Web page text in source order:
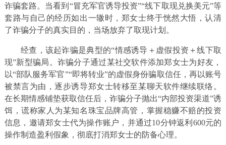
诈骗套路。当看到“冒充军官诱导投资”“线下取现兑换美元”等
套路与自己的经历如出一辙时，郑女士终于恍然大悟，认清
了诈骗分子的真实目的，当场放弃了取现计划。
经查，该起诈骗是典型的“情感诱导＋虚假投资＋线下取
现”新型骗局。诈骗分子通过某社交软件添加郑女士为好友，
以“部队服务军官”“即将转业”的虚假身份骗取信任，再以账号
被禁言为由，逐步诱导郑女士转移至某聊天软件继续联络。
在长期情感铺垫获取信任后，诈骗分子抛出“内部投资渠道”诱
饵，谎称家人为某知名珠宝品牌高管，掌握稳赚不赔的投资
信息，邀请郑女士代为操作账户，并通过10分钟返利600元的
操作制造盈利假象，彻底打消郑女士的防备心理。